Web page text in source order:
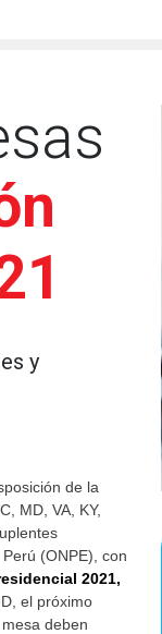
y
de la
MD, VA, KY,
(ONPE), con
2021,
el próximo
deben